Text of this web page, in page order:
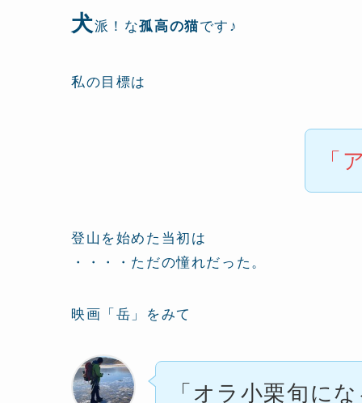
犬派！な孤高の猫です♪
私の目標は
「
登山を始めた当初は
・・・・ただの憧れだった。
映画「岳」をみて
「オラ小栗旬に